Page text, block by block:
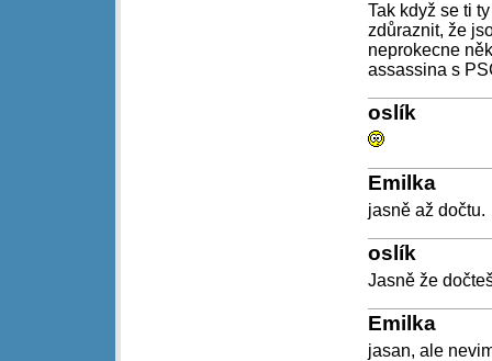
Tak když se ti
zdůraznit, že
neprokecne
assassina s
oslík
Emilka
jasně až dočtu.
oslík
Jasně že
Emilka
jasan, ale